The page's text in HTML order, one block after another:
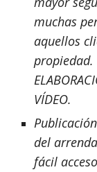
muchas
aquellos
propiedad.
VÍDEO.
del
fácil